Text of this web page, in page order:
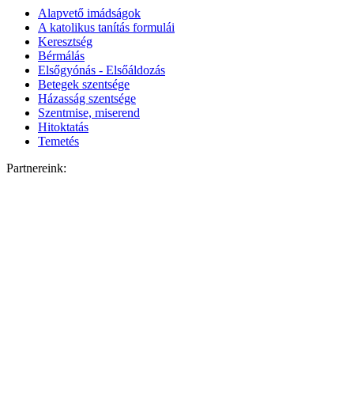
Alapvető imádságok
A katolikus tanítás formulái
Keresztség
Bérmálás
Elsőgyónás - Elsőáldozás
Betegek szentsége
Házasság szentsége
Szentmise, miserend
Hitoktatás
Temetés
Partnereink: